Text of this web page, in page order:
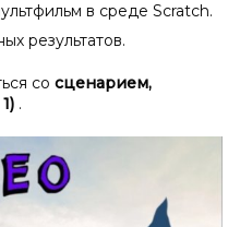
в среде Scratch.
результатов.
со сценарием,
.